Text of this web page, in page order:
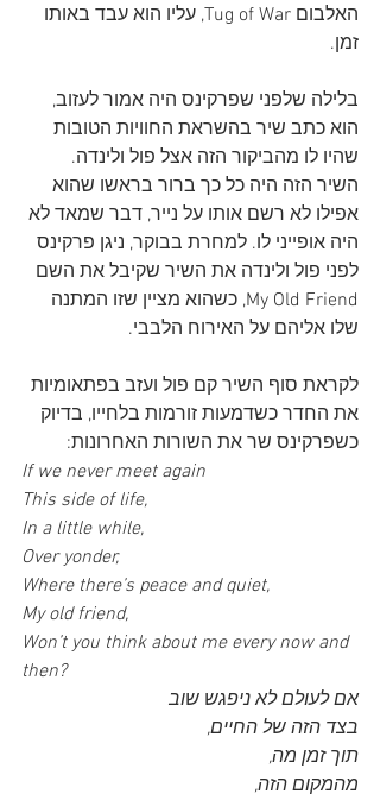
האלבום Tug of War, עליו הוא עבד באותו
זמן.
בלילה שלפני שפרקינס היה אמור לעזוב,
הוא כתב שיר בהשראת החוויות הטובות
שהיו לו מהביקור הזה אצל פול ולינדה.
השיר הזה היה כל כך ברור בראשו שהוא
אפילו לא רשם אותו על נייר, דבר שמאד לא
היה אופייני לו. למחרת בבוקר, ניגן פרקינס
לפני פול ולינדה את השיר שקיבל את השם
My Old Friend, כשהוא מציין שזו המתנה
שלו אליהם על האירוח הלבבי.
לקראת סוף השיר קם פול ועזב בפתאומיות
את החדר כשדמעות זורמות בלחייו, בדיוק
כשפרקינס שר את השורות האחרונות:
If we never meet again
This side of life,
In a little while,
Over yonder,
Where there’s peace and quiet,
My old friend,
Won’t you think about me every now and
then?
אם לעולם לא ניפגש שוב
בצד הזה של החיים,
תוך זמן מה,
מהמקום הזה,